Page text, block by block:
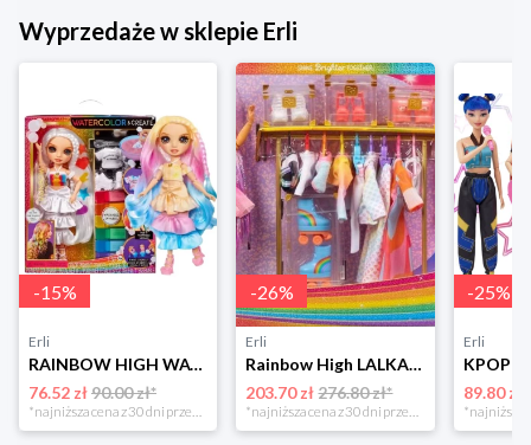
Wyprzedaże w sklepie Erli
-15%
Erli
RAINBOW HIGH WATERCOLOR & CREATE LALKA DO MALOWANIA DIY BRĄZOWE OCZY
76.52 zł90.00 zł*
*najniższa cena z 30 dni przed obniżką
-26%
Erli
Rainbow High LALKA + Studio Mody Fashion Garderoba Avery Styles 428268 +akc
203.70 zł 276.80 zł*
*najniższa cena z 30 dni przed obniżką
-25%
Erli
89.80 zł